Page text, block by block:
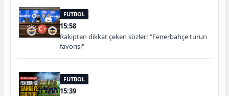
FUTBOL
15:58
Rakipten dikkat çeken sözler! "Fenerbahçe turun
favorisi"
FUTBOL
15:39